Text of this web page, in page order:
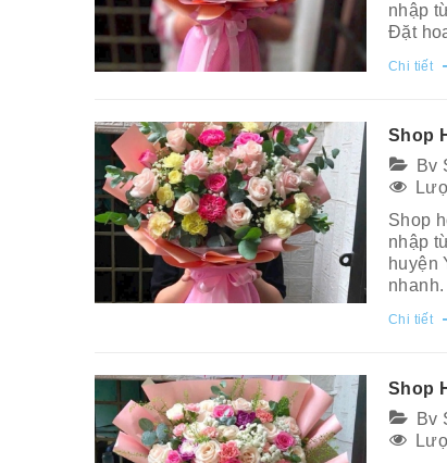
nhập
Đặt
Chi tiết
Shop
Bv
Shop
nhập
huyện
nhanh.
Chi tiết
Shop
Bv